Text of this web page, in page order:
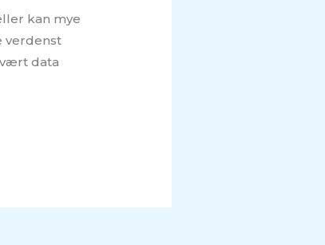
kan mye
verdenst
data